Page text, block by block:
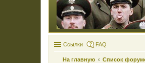
Ссылки FAQ
На главную Список